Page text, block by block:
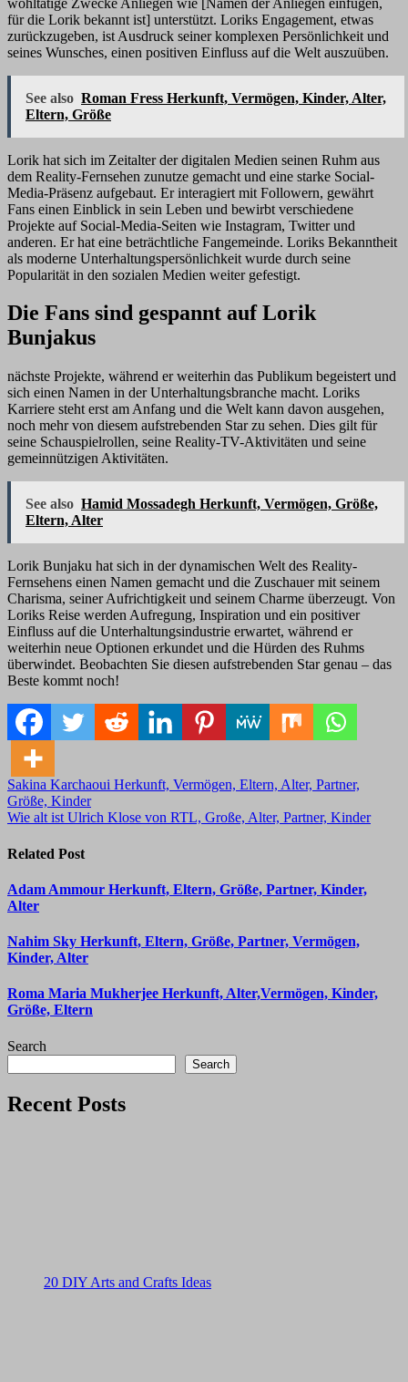
für die Lorik bekannt ist] unterstützt. Loriks Engagement, etwas
zurückzugeben, ist Ausdruck seiner komplexen Persönlichkeit und
seines Wunsches, einen positiven Einfluss auf die Welt auszuüben.
See also Roman Fress Herkunft, Vermögen, Kinder, Alter,
Eltern, Größe
Lorik hat sich im Zeitalter der digitalen Medien seinen Ruhm aus
dem Reality-Fernsehen zunutze gemacht und eine starke Social-
Media-Präsenz aufgebaut. Er interagiert mit Followern, gewährt
Fans einen Einblick in sein Leben und bewirbt verschiedene
Projekte auf Social-Media-Seiten wie Instagram, Twitter und
anderen. Er hat eine beträchtliche Fangemeinde. Loriks Bekanntheit
als moderne Unterhaltungspersönlichkeit wurde durch seine
Popularität in den sozialen Medien weiter gefestigt.
Die Fans sind gespannt auf Lorik
Bunjakus
nächste Projekte, während er weiterhin das Publikum begeistert und
sich einen Namen in der Unterhaltungsbranche macht. Loriks
Karriere steht erst am Anfang und die Welt kann davon ausgehen,
noch mehr von diesem aufstrebenden Star zu sehen. Dies gilt für
seine Schauspielrollen, seine Reality-TV-Aktivitäten und seine
gemeinnützigen Aktivitäten.
See also Hamid Mossadegh Herkunft, Vermögen, Größe,
Eltern, Alter
Lorik Bunjaku hat sich in der dynamischen Welt des Reality-
Fernsehens einen Namen gemacht und die Zuschauer mit seinem
Charisma, seiner Aufrichtigkeit und seinem Charme überzeugt. Von
Loriks Reise werden Aufregung, Inspiration und ein positiver
Einfluss auf die Unterhaltungsindustrie erwartet, während er
weiterhin neue Optionen erkundet und die Hürden des Ruhms
überwindet. Beobachten Sie diesen aufstrebenden Star genau – das
Beste kommt noch!
Post
navigation
Sakina Karchaoui Herkunft, Vermögen, Eltern, Alter, Partner,
Größe, Kinder
Wie alt ist Ulrich Klose von RTL, Große, Alter, Partner, Kinder
Related Post
Adam Ammour Herkunft, Eltern, Größe, Partner, Kinder,
Alter
Nahim Sky Herkunft, Eltern, Größe, Partner, Vermögen,
Kinder, Alter
Roma Maria Mukherjee Herkunft, Alter,Vermögen, Kinder,
Größe, Eltern
Search
Search
Recent Posts
20 DIY Arts and Crafts Ideas